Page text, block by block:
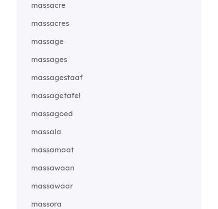
massacre
massacres
massage
massages
massagestaaf
massagetafel
massagoed
massala
massamaat
massawaan
massawaar
massora